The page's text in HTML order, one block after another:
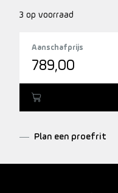
3 op voorraad
Aanschafprijs
789,00
Plan een proefrit